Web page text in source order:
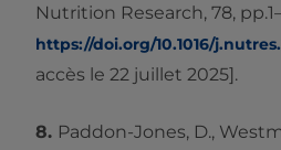
Nutrition Research, 78,
https://doi.org/10.1016/
accès le 22 juillet 2025].
8. Paddon-Jones, D.,